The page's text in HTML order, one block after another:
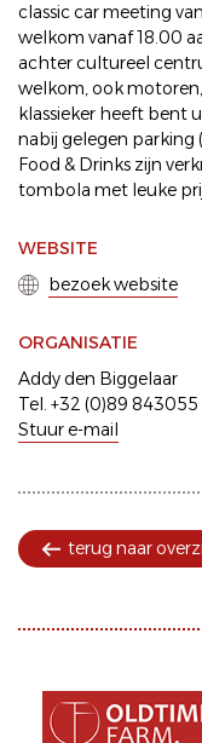
classic car meeting
welkom vanaf 18.00
achter cultureel
welkom, ook
klassieker heeft bent
nabij gelegen parking
Food & Drinks zijn
tombola met leuke
WEBSITE
bezoek website
ORGANISATIE
Addy den Biggelaar
Tel. +32 (0)89 843055
Stuur e-mail
terug naar